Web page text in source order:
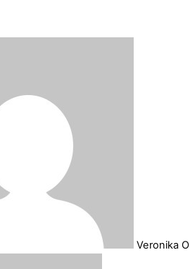
Veronika